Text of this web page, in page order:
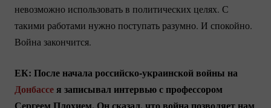
невозможно использовать в политических целях. С
такими работами нужно поступать разумно. И спокойно.
Война закончится.
ЕК: После началароссийско-украинскойвойны на
Донбассея записывал интервью с профессором